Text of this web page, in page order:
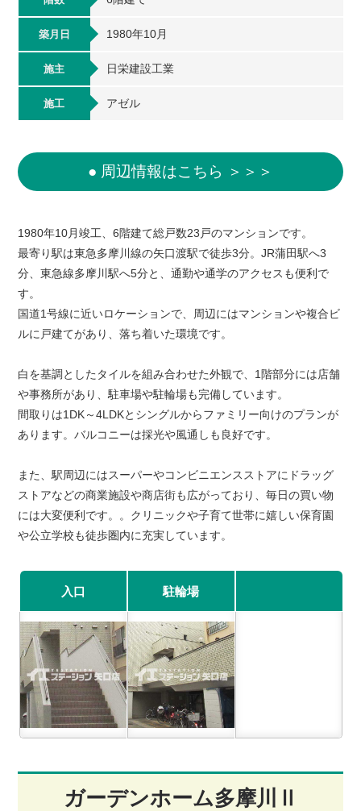
築月日 1980年10月
施主 日栄建設工業
施工 アゼル
● 周辺情報はこちら ＞＞＞
1980年10月竣工、6階建て総戸数23戸のマンションです。
最寄り駅は東急多摩川線の矢口渡駅で徒歩3分。JR蒲田駅へ3
分、東急線多摩川駅へ5分と、通勤や通学のアクセスも便利で
す。
国道1号線に近いロケーションで、周辺にはマンションや複合ビ
ルに戸建てがあり、落ち着いた環境です。
白を基調としたタイルを組み合わせた外観で、1階部分には店舗
や事務所があり、駐車場や駐輪場も完備しています。
間取りは1DK～4LDKとシングルからファミリー向けのプランが
あります。バルコニーは採光や風通しも良好です。
また、駅周辺にはスーパーやコンビニエンスストアにドラッグ
ストアなどの商業施設や商店街も広がっており、毎日の買い物
には大変便利です。。クリニックや子育て世帯に嬉しい保育園
や公立学校も徒歩圏内に充実しています。
入口 駐輪場
ガーデンホーム多摩川Ⅱ